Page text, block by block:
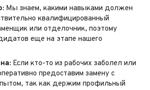
Мы знаем, какими навыками должен
квалифицированный
или отделочник, поэтому
еще на этапе нашего
Если кто-то из рабочих заболел или
предоставим замену с
так как держим профильный